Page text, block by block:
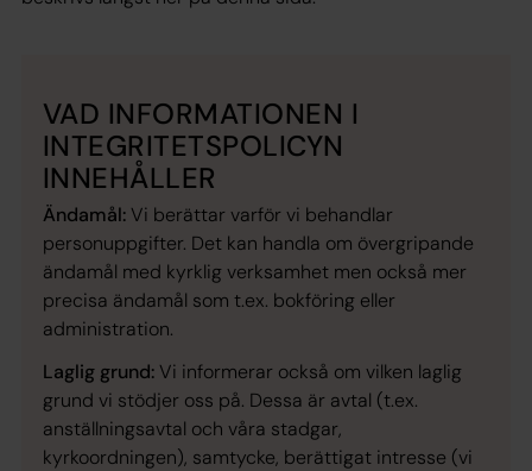
VAD INFORMATIONEN I
INTEGRITETSPOLICYN
INNEHÅLLER
Ändamål: Vi berättar varför vi behandlar
personuppgifter. Det kan handla om övergripande
ändamål med kyrklig verksamhet men också mer
precisa ändamål som t.ex. bokföring eller
administration.
Laglig grund: Vi informerar också om vilken laglig
grund vi stödjer oss på. Dessa är avtal (t.ex.
anställningsavtal och våra stadgar,
kyrkoordningen), samtycke, berättigat intresse (vi